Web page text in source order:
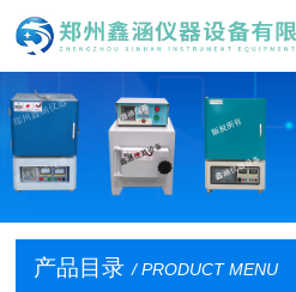
产品目录 / PRODUCT MENU